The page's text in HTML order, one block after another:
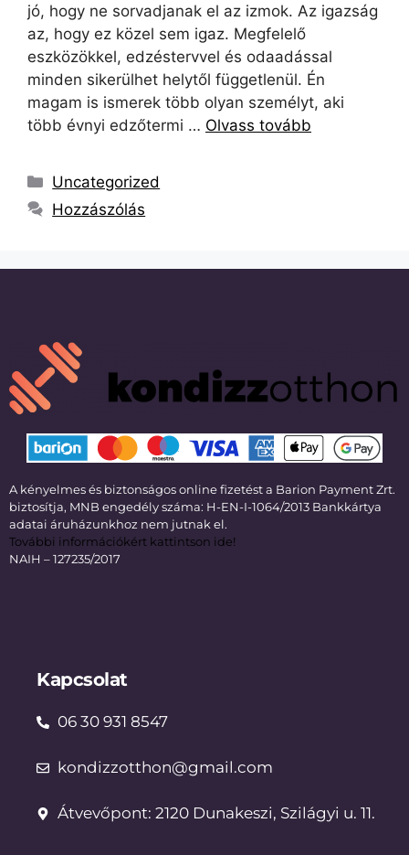
jó, hogy ne sorvadjanak el az izmok. Az igazság
az, hogy ez közel sem igaz. Megfelelő
eszközökkel, edzéstervvel és odaadással
minden sikerülhet helytől függetlenül. Én
magam is ismerek több olyan személyt, aki
több évnyi edzőtermi … Olvass tovább
Uncategorized
Hozzászólás
A kényelmes és biztonságos online fizetést a Barion Payment Zrt.
biztosítja, MNB engedély száma: H-EN-I-1064/2013 Bankkártya
adatai áruházunkhoz nem jutnak el.
További információkért kattintson ide!
NAIH – 127235/2017
Kapcsolat
06 30 931 8547
kondizzotthon@gmail.com
Átvevőpont: 2120 Dunakeszi, Szilágyi u. 11.